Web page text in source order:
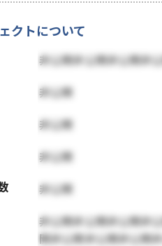
クトについて
非公開非公開非公開非
非公開
非公開
非公開
非公開
非公開非公開非公開非
開非公開非公開非公開